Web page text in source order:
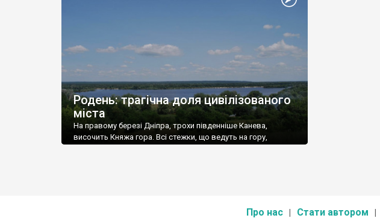
Родень: трагічна доля цивілізованого
міста
На правому березі Дніпра, трохи південніше Канева,
височить Княжа гора. Всі стежки, що ведуть на гору,
Про нас Стати автором